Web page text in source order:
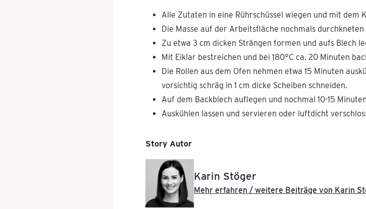
Alle Zutaten in eine Rührschüssel wiegen und mit dem
Die Masse auf der Arbeitsfläche nochmals
Zu etwa 3 cm dicken Strängen formen und aufs Blech
Mit Eiklar bestreichen und bei 180°C ca. 20 Minuten
Die Rollen aus dem Ofen nehmen etwa 15 Minuten
vorsichtig schräg in 1 cm dicke Scheiben schneiden.
Auf dem Backblech auflegen und nochmal 10-15
Auskühlen lassen und servieren oder luftdicht
Story Autor
Karin Stöger
Mehr erfahren / weitere Beiträge von Karin